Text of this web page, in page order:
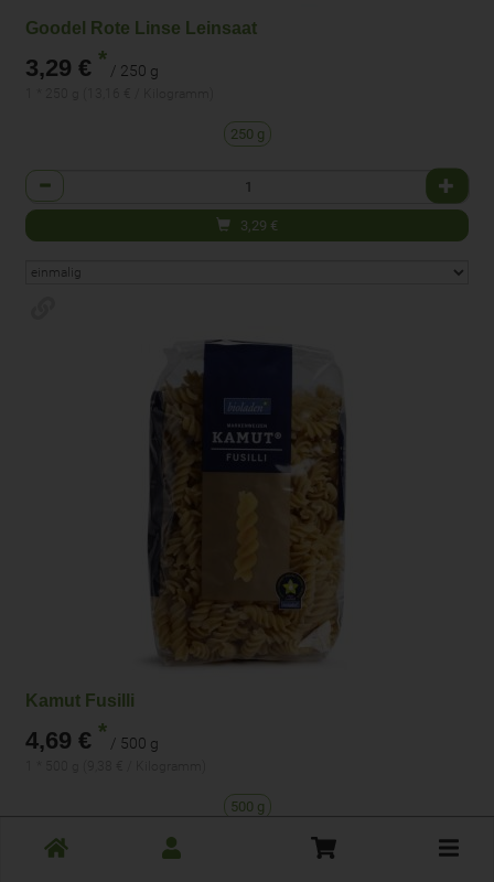
Goodel Rote Linse Leinsaat
3,29 € * / 250 g
250 g
Anzahl
3,29 €
Kamut Fusilli
4,69 € * / 500 g
500 g
Anzahl
Toggle